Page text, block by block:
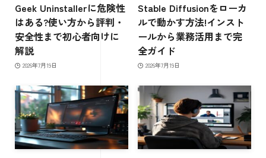
Geek Uninstallerに危険性
はある?使い方から評判・
安全性まで初心者向けに
解説
2026年7月19日
Stable Diffusionをローカ
ルで動かす方法!インスト
ールから業務活用まで完
全ガイド
2026年7月19日